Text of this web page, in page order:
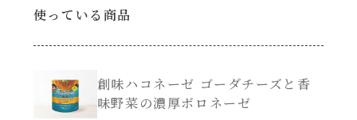
サラダ
本気中華
京の和風だし
白だし
使っている商品
創味ハコネーゼ ゴーダチーズと香
味野菜の濃厚ボロネーゼ